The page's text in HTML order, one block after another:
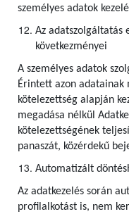
személyes adatok
Az adatszolgáltatás
következményei
A személyes adatok
Érintett azon adatainak
kötelezettség alapján
megadása nélkül
kötelezettségének
panaszát, közérdekű
Automatizált
Az adatkezelés során
profilalkotást is, nem